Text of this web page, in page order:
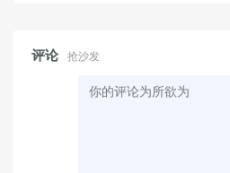
评论 抢沙发